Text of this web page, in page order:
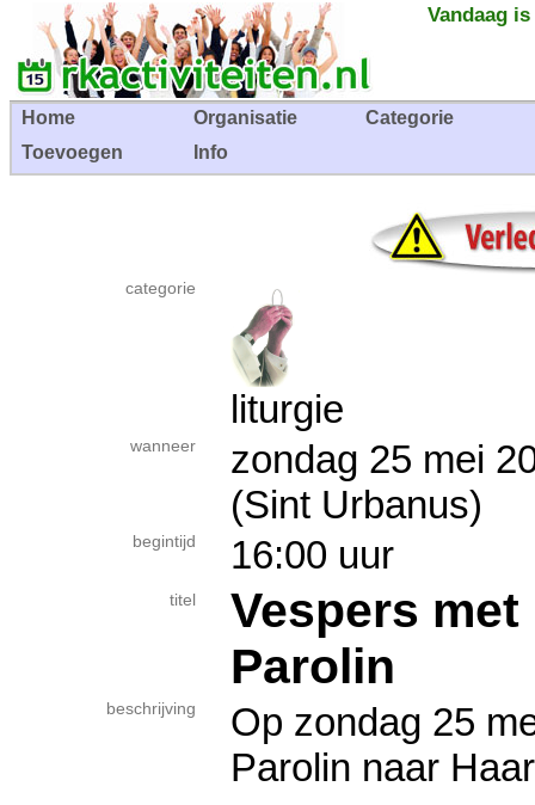
Vandaag
Home Organisatie
Categorie
Toevoegen
Info
categorie
liturgie
wanneer
zondag 25 mei
(Sint Urbanus)
begintijd 16:00 uur
titel
Vespers
Parolin
beschrijving
Op zondag 25
Parolin naar